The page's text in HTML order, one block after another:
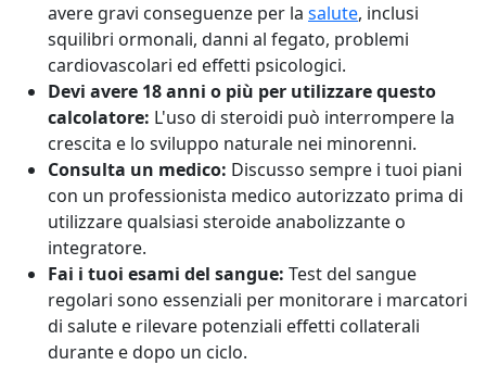
avere gravi conseguenze per la salute, inclusi
squilibri ormonali, danni al fegato, problemi
cardiovascolari ed effetti psicologici.
Devi avere 18 anni o più per utilizzare questo
calcolatore: L'uso di steroidi può interrompere la
crescita e lo sviluppo naturale nei minorenni.
Consulta un medico: Discusso sempre i tuoi piani
con un professionista medico autorizzato prima di
utilizzare qualsiasi steroide anabolizzante o
integratore.
Fai i tuoi esami del sangue: Test del sangue
regolari sono essenziali per monitorare i marcatori
di salute e rilevare potenziali effetti collaterali
durante e dopo un ciclo.